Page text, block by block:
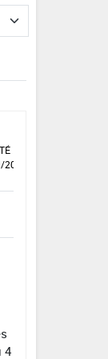
DU
4